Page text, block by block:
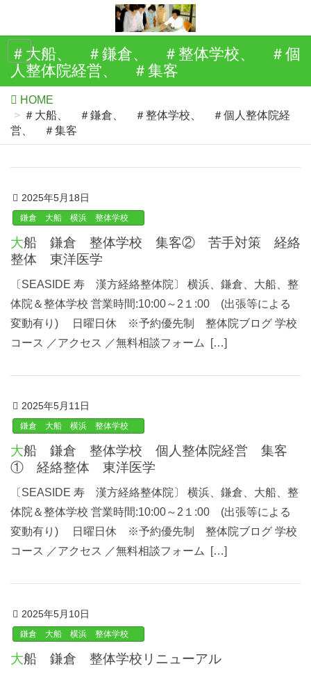
＃大船、 ＃鎌倉、 ＃整体学校、 ＃個
人整体院経営、 ＃集客
HOME
＃大船、 ＃鎌倉、 ＃整体学校、 ＃個人整体院経
営、 ＃集客
2025年5月18日
鎌倉 大船 横浜 整体学校
大船 鎌倉 整体学校 集客② 苦手対策 経絡
整体 東洋医学
〔SEASIDE 寿 漢方経絡整体院〕 横浜、鎌倉、大船、整
体院＆整体学校 営業時間:10:00～2１:00 (出張等による
変動有り) 日曜日休 ※予約優先制 整体院ブログ 学校
コース ／アクセス ／無料相談フォーム […]
2025年5月11日
鎌倉 大船 横浜 整体学校
大船 鎌倉 整体学校 個人整体院経営 集客
① 経絡整体 東洋医学
〔SEASIDE 寿 漢方経絡整体院〕 横浜、鎌倉、大船、整
体院＆整体学校 営業時間:10:00～2１:00 (出張等による
変動有り) 日曜日休 ※予約優先制 整体院ブログ 学校
コース ／アクセス ／無料相談フォーム […]
2025年5月10日
鎌倉 大船 横浜 整体学校
大船 鎌倉 整体学校リニューアル